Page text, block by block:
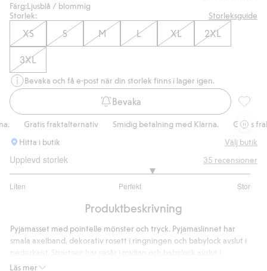
Färg:Ljusblå / blommig
Storlek:
Storleksguide
XS S M L XL 2XL
3XL
Bevaka och få e-post när din storlek finns i lager igen.
Bevaka
Gratis fraktalternativ Smidig betalning med Klarna.
Gratis
Hitta i butik
Välj butik
Upplevd storlek
Liten Perfekt Stor
utav
27
betyg
35 recensioner
Produktbeskrivning
Läs mer
Pyjamasset med pointelle mönster och tryck. Pyjamaslinnet har
smala axelband, dekorativ rosett i ringningen och babylock avslut i
benslutet.